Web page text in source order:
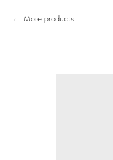
More products